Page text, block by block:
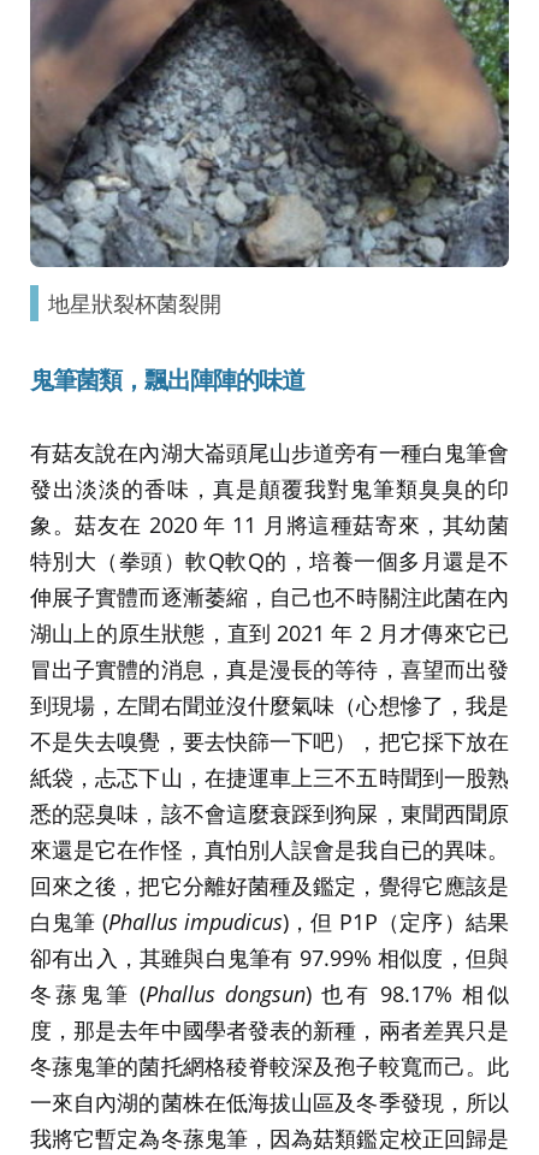
地星狀裂杯菌裂開
鬼筆菌類，飄出陣陣的味道
有菇友說在內湖大崙頭尾山步道旁有一種白鬼筆會
發出淡淡的香味，真是顛覆我對鬼筆類臭臭的印
象。菇友在 2020 年 11 月將這種菇寄來，其幼菌
特別大（拳頭）軟Q軟Q的，培養一個多月還是不
伸展子實體而逐漸萎縮，自己也不時關注此菌在內
湖山上的原生狀態，直到 2021 年 2 月才傳來它已
冒出子實體的消息，真是漫長的等待，喜望而出發
到現場，左聞右聞並沒什麼氣味（心想慘了，我是
不是失去嗅覺，要去快篩一下吧），把它採下放在
紙袋，忐忑下山，在捷運車上三不五時聞到一股熟
悉的惡臭味，該不會這麼衰踩到狗屎，東聞西聞原
來還是它在作怪，真怕別人誤會是我自已的異味。
回來之後，把它分離好菌種及鑑定，覺得它應該是
白鬼筆 (Phallus impudicus)，但 P1P（定序）結果
卻有出入，其雖與白鬼筆有 97.99% 相似度，但與
冬蓀鬼筆 (Phallus dongsun) 也有 98.17% 相似
度，那是去年中國學者發表的新種，兩者差異只是
冬蓀鬼筆的菌托網格稜脊較深及孢子較寬而己。此
一來自內湖的菌株在低海拔山區及冬季發現，所以
我將它暫定為冬蓀鬼筆，因為菇類鑑定校正回歸是